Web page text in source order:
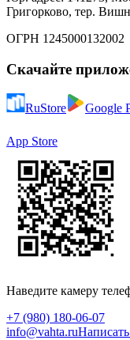
Григорково, тер.
ОГРН 1245000132002
Скачайте
RuStore Google
App Store
Наведите камеру
+7 (980) 180-06-07
info@vahta.ru